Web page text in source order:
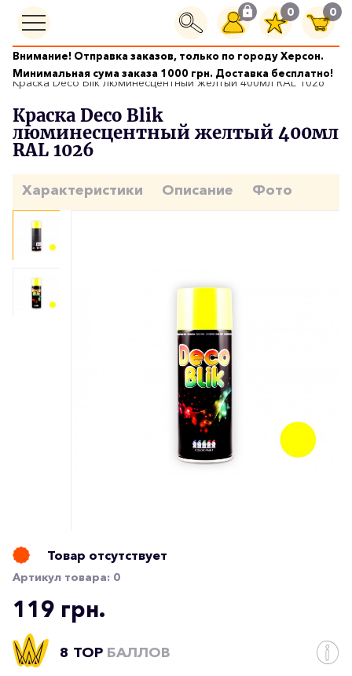
0 0
Внимание! Отправка заказов, только по городу Херсон.
Минимальная сума заказа 1000 грн. Доставка бесплатно!
Краски аэрозольные
Краска Deco Blik люминесцентный желтый 400мл RAL 1026
Краска Deco Blik
люминесцентный желтый 400мл
RAL 1026
Характеристики Описание Фото
Товар отсутствует
Артикул товара: 0
119 грн.
8 TOP БАЛЛОВ